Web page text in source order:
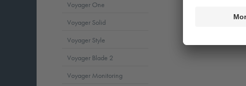
Voyager One
Voyager Solid
Voyager Style
Voyager Blade 2
Voyager Monitoring